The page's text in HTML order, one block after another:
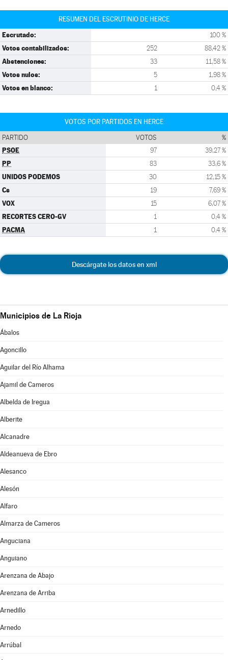
RESUMEN DEL ESCRUTINIO DE HERCE
Escrutado: 100 %
Votos contabilizados: 252 88,42 %
Abstenciones: 33 11,58 %
Votos nulos: 5 1,98 %
Votos en blanco: 1 0,4 %
VOTOS POR PARTIDOS EN HERCE
PARTIDO VOTOS %
PSOE 97 39,27 %
PP 83 33,6 %
UNIDOS PODEMOS 30 12,15 %
Cs 19 7,69 %
VOX 15 6,07 %
RECORTES CERO-GV 1 0,4 %
PACMA 1 0,4 %
Descárgate los datos en xml
Municipios de La Rioja
Ábalos
Agoncillo
Aguilar del Río Alhama
Ajamil de Cameros
Albelda de Iregua
Alberite
Alcanadre
Aldeanueva de Ebro
Alesanco
Alesón
Alfaro
Almarza de Cameros
Anguciana
Anguiano
Arenzana de Abajo
Arenzana de Arriba
Arnedillo
Arnedo
Arrúbal